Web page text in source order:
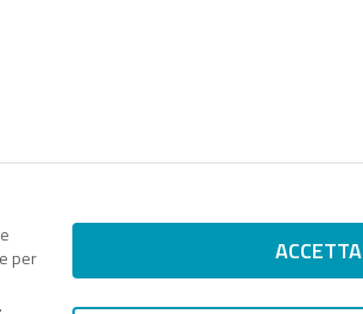
per
ACCETTA